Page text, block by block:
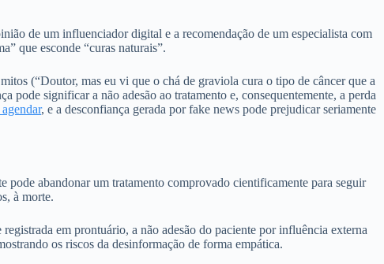
de um influenciador digital e a recomendação de um especialista com
que esconde “curas naturais”.
(“Doutor, mas eu vi que o chá de graviola cura o tipo de câncer que a
pode significar a não adesão ao tratamento e, consequentemente, a perda
, e a desconfiança gerada por fake news pode prejudicar seriamente
pode abandonar um tratamento comprovado cientificamente para seguir
à morte.
em prontuário, a não adesão do paciente por influência externa
os riscos da desinformação de forma empática.